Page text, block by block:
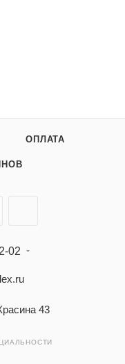
ОПЛАТА
02
43